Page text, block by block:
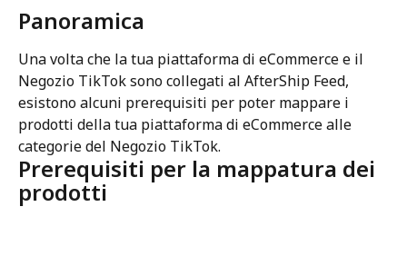
Panoramica
Una volta che la tua piattaforma di eCommerce e il
Negozio TikTok sono collegati al AfterShip Feed,
esistono alcuni prerequisiti per poter mappare i
prodotti della tua piattaforma di eCommerce alle
categorie del Negozio TikTok.
Prerequisiti per la mappatura dei
prodotti